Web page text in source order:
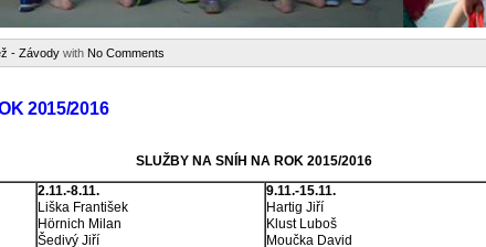
- Závody with No Comments
2015/2016
SLUŽBY NA SNÍH NA ROK 2015/2016
2.11.-8.11.
Liška František
Hörnich Milan
Šedivý Jiří
9.11.-15.11.
Hartig Jiří
Klust Luboš
Moučka David